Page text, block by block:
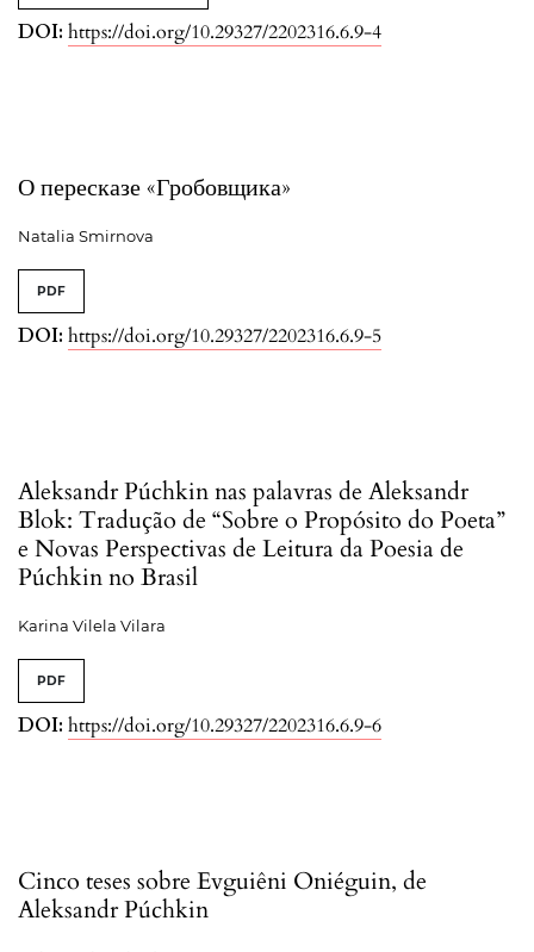
DOI: https://doi.org/10.29327/2202316.6.9-4
О пересказе «Гробовщика»
Natalia Smirnova
PDF
DOI: https://doi.org/10.29327/2202316.6.9-5
Aleksandr Púchkin nas palavras de Aleksandr
Blok: Tradução de “Sobre o Propósito do Poeta”
e Novas Perspectivas de Leitura da Poesia de
Púchkin no Brasil
Karina Vilela Vilara
PDF
DOI: https://doi.org/10.29327/2202316.6.9-6
Cinco teses sobre Evguiêni Oniéguin, de
Aleksandr Púchkin